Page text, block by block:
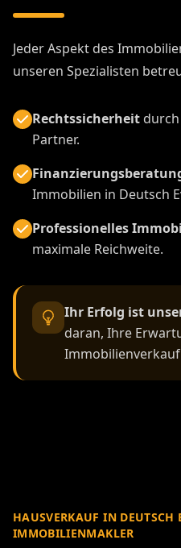
Jeder Aspekt des
unseren Spezialisten
Rechtssicherheit
Partner.
Immobilien in Deutsch
Professionelles
maximale Reichweite.
Ihr Erfolg ist
daran, Ihre
HAUSVERKAUF IN DEUTSCH
IMMOBILIENMAKLER